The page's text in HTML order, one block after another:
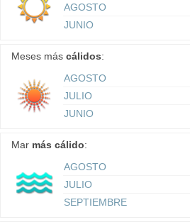
AGOSTO
JUNIO
Meses más cálidos:
AGOSTO
JULIO
JUNIO
Mar más cálido:
AGOSTO
JULIO
SEPTIEMBRE